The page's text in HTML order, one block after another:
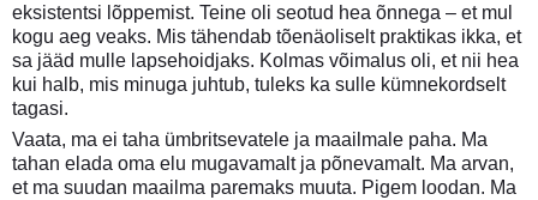
eksistentsi lõppemist. Teine oli seotud hea õnnega – et mul
kogu aeg veaks. Mis tähendab tõenäoliselt praktikas ikka, et
sa jääd mulle lapsehoidjaks. Kolmas võimalus oli, et nii hea
kui halb, mis minuga juhtub, tuleks ka sulle kümnekordselt
tagasi.
Vaata, ma ei taha ümbritsevatele ja maailmale paha. Ma
tahan elada oma elu mugavamalt ja põnevamalt. Ma arvan,
et ma suudan maailma paremaks muuta. Pigem loodan. Ma